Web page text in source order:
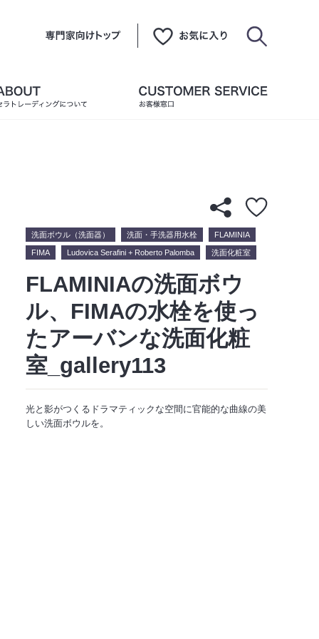
洗面ボウル（洗面器） 洗面・手洗器用水栓 FLAMINIA
FIMA Ludovica Serafini + Roberto Palomba 洗面化粧室
FLAMINIAの洗面ボウ
ル、FIMAの水栓を使っ
たアーバンな洗面化粧
室_gallery113
光と影がつくるドラマティックな空間に官能的な曲線の美
しい洗面ボウルを。